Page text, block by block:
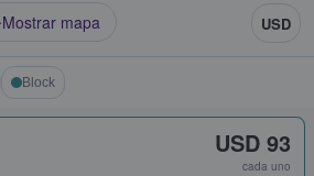
Mostrar mapa USD
Block
USD 93
cada uno